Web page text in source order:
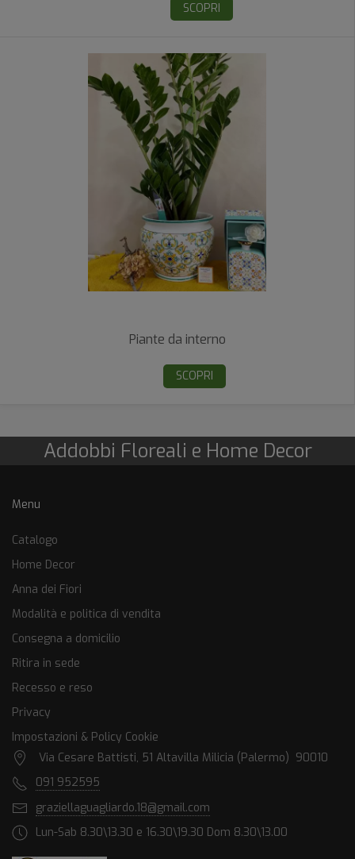
SCOPRI
Piante da interno
SCOPRI
Addobbi Floreali e Home Decor
Menu
Catalogo
Home Decor
Anna dei Fiori
Modalità e politica di vendita
Consegna a domicilio
Ritira in sede
Recesso e reso
Privacy
Impostazioni & Policy Cookie
Via Cesare Battisti, 51 Altavilla Milicia (Palermo) 90010
091 952595
graziellaguagliardo.18@gmail.com
Lun-Sab 8.30\13.30 e 16.30\19.30 Dom 8.30\13.00